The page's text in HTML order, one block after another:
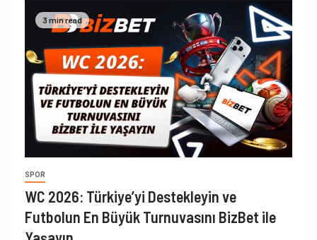
3 min read
SPOR
WC 2026: Türkiye’yi Destekleyin ve
Futbolun En Büyük Turnuvasını BizBet ile